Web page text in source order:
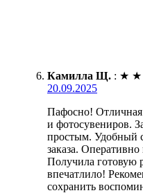
Камилла Щ. : ★ ★
20.09.2025
Пафосно!
и фотосувениров.
простым. Удобный
заказа.
Получила готовую
впечатлило!
сохранить